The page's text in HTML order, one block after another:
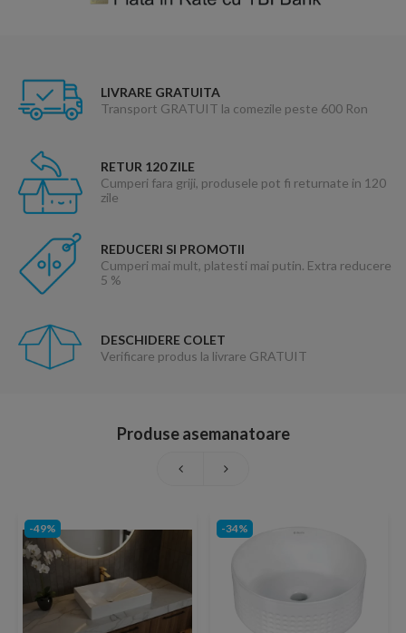
LIVRARE GRATUITA
Transport GRATUIT la comezile peste 600 Ron
RETUR 120 ZILE
Cumperi fara griji, produsele pot fi returnate in 120
zile
REDUCERI SI PROMOTII
Cumperi mai mult, platesti mai putin. Extra reducere
5 %
DESCHIDERE COLET
Verificare produs la livrare GRATUIT
Produse asemanatoare
-49% -34%